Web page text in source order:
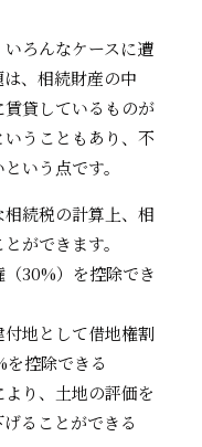
ろんなケースに遭
、相続財産の中
貸しているものが
うこともあり、不
いう点です。
続税の計算上、相
ができます。
30%）を控除でき
地として借地権割
控除できる
り、土地の評価を
ることができる